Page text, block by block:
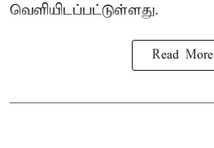
வெளியிடப்பட்டுள்ளது.
Read More